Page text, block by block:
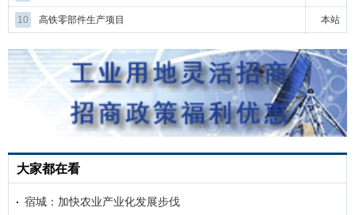
10 本站
高铁零部件生产项目
大家都在看
宿城：加快农业产业化发展步伐